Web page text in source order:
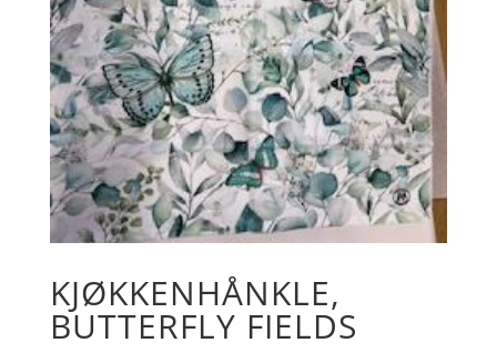
KJØKKENHÅNKLE,
BUTTERFLY FIELDS